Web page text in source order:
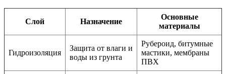
Слой Назначение
Основные
материалы
Гидроизоляция
Защита от влаги и
воды из грунта
Рубероид, битумные
мастики, мембраны
ПВХ